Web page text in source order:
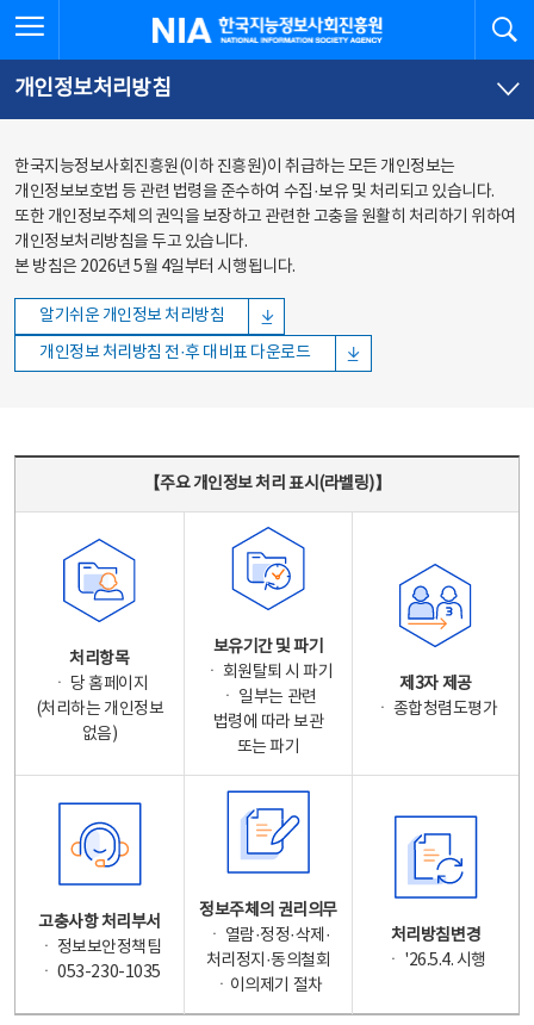
바로가기
바로가기
한국지능정보사회진흥원
개인정보처리방침
한국지능정보사회진흥원(이하 진흥원)이 취급하는 모든 개인정보는
개인정보보호법 등 관련 법령을 준수하여 수집·보유 및 처리되고 있습니다.
또한 개인정보주체의 권익을 보장하고 관련한 고충을 원활히 처리하기 위하여
개인정보처리방침을 두고 있습니다.
본 방침은 2026년 5월 4일부터 시행됩니다.
알기쉬운 개인정보 처리방침
개인정보 처리방침 전·후 대비표 다운로드
【주요 개인정보 처리 표시(라벨링)】
처리항목
ㆍ 당 홈페이지
(처리하는 개인정보
없음)
보유기간 및 파기
ㆍ 회원탈퇴 시 파기
ㆍ 일부는 관련
법령에 따라 보관
또는 파기
제3자 제공
ㆍ 종합청렴도평가
고충사항 처리부서
ㆍ 정보보안정책팀
ㆍ 053-230-1035
정보주체의 권리의무
ㆍ 열람·정정·삭제·
처리정지·동의철회
ㆍ이의제기 절차
처리방침변경
ㆍ '26.5.4. 시행